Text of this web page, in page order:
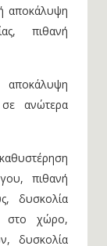
αποκάλυψη
πιθανή
αποκάλυψη
σε ανώτερα
πιθανή
δυσκολία
στο χώρο,
δυσκολία